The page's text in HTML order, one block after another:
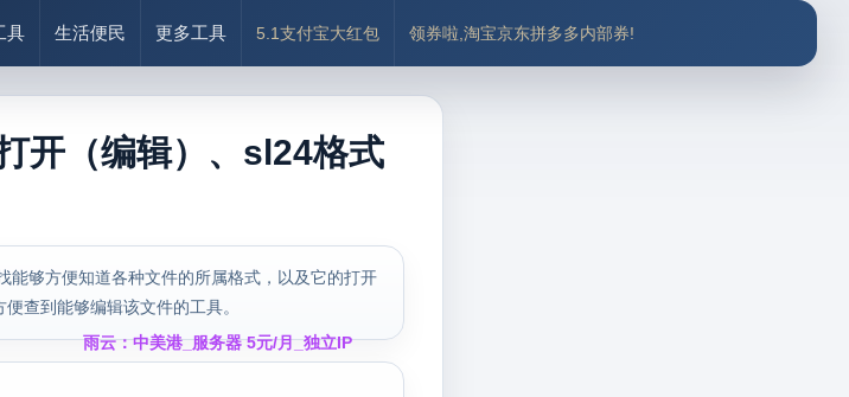
具 生活便民 更多工具 5.1支付宝大红包 领券啦,淘宝京东拼多多内部券!
开（编辑）、sl24格式
够方便知道各种文件的所属格式，以及它的打开
查到能够编辑该文件的工具。
雨云：中美港_服务器 5元/月_独立IP